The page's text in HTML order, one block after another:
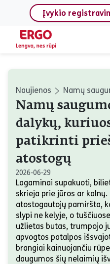
Įvykio
Naujienos Namų
Namų
dalykų,
patikrinti
atostogų
2026-06-29
Lagaminai supakuoti,
skrieja prie jūros ar kalnų.
atostogautojų pamiršta,
slypi ne kelyje, o
užlietas butas, trumpojo
apvogtos patalpos
brangiai kainuojančiu
daugumos šių nelaimių